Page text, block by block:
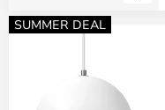
SUMMER DEAL